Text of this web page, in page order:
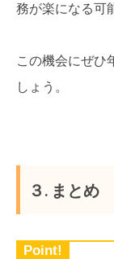
務が楽になる可
この機会にぜひ
しょう。
３. まとめ
Point!